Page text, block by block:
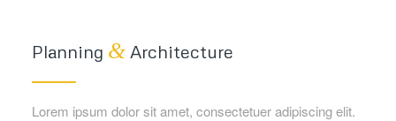
Planning &Architecture
Lorem ipsum dolor sit amet, consectetuer adipiscing elit.